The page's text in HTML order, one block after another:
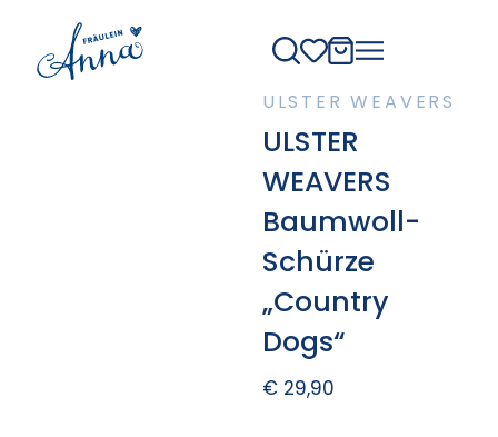
ULSTER WEAVERS
ULSTER
WEAVERS
Baumwoll-
Schürze
„Country
Dogs“
€29,90